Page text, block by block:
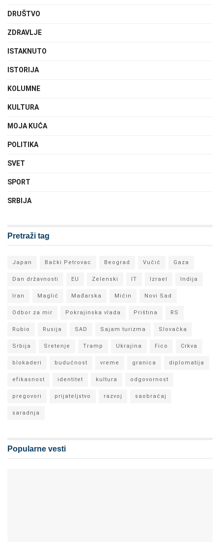
DRUŠTVO
ZDRAVLJE
ISTAKNUTO
ISTORIJA
KOLUMNE
KULTURA
MOJA KUĆA
POLITIKA
SVET
SPORT
SRBIJA
Pretraži tag
Japan Bački Petrovac Beograd Vučić Gaza
Dan državnosti EU Zelenski IT Izrael Indija
Iran Maglić Mađarska Mićin Novi Sad
Odbor za mir Pokrajinska vlada Priština RS
Rubio Rusija SAD Sajam turizma Slovačka
Srbija Sretenje Tramp Ukrajina Fico Crkva
blokaderi budućnost vreme granica diplomatija
efikasnost identitet kultura odgovornost
pregovori prijateljstvo razvoj saobraćaj
saradnja
Popularne vesti